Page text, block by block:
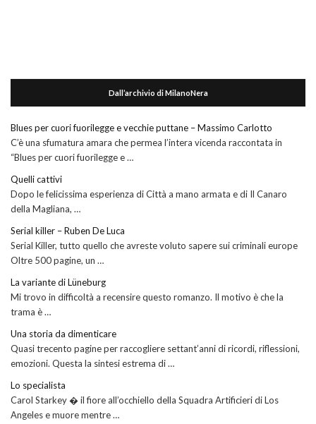
Dall’archivio di MilanoNera
Blues per cuori fuorilegge e vecchie puttane – Massimo Carlotto
C’è una sfumatura amara che permea l’intera vicenda raccontata in
“Blues per cuori fuorilegge e …
Quelli cattivi
Dopo le felicissima esperienza di Città a mano armata e di Il Canaro
della Magliana, …
Serial killer – Ruben De Luca
Serial Killer, tutto quello che avreste voluto sapere sui criminali europe
Oltre 500 pagine, un …
La variante di Lüneburg
Mi trovo in difficoltà a recensire questo romanzo. Il motivo è che la
trama è …
Una storia da dimenticare
Quasi trecento pagine per raccogliere settant’anni di ricordi, riflessioni,
emozioni. Questa la sintesi estrema di …
Lo specialista
Carol Starkey � il fiore all’occhiello della Squadra Artificieri di Los
Angeles e muore mentre …